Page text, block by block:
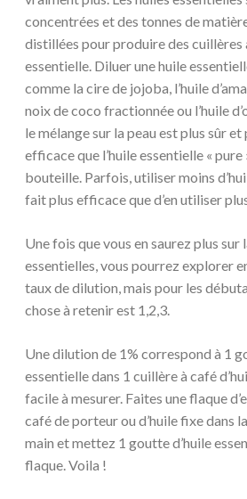
concentrées et des tonnes de
distillées pour produire des cuillères
essentielle. Diluer une huile
comme la cire de jojoba, l’huile
noix de coco fractionnée ou l’huile
le mélange sur la peau est plus sûr
efficace que l’huile essentielle «
bouteille. Parfois, utiliser moins
fait plus efficace que d’en utiliser
Une fois que vous en saurez plus sur
essentielles, vous pourrez explorer
taux de dilution, mais pour les
chose à retenir est 1,2,3.
Une dilution de 1% correspond à 1
essentielle dans 1 cuillère à café
facile à mesurer. Faites une flaque
café de porteur ou d’huile fixe dans
main et mettez 1 goutte d’huile
flaque. Voila !